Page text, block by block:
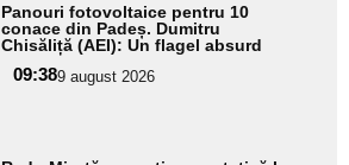
Panouri fotovoltaice pentru 10
conace din Padeș. Dumitru
Chisăliță (AEI): Un flagel absurd
09:389 august 2026